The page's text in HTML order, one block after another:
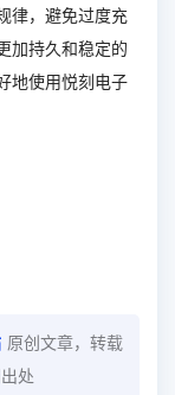
律，避免过度充
加持久和稳定的
地使用悦刻电子
原创文章，转载
处